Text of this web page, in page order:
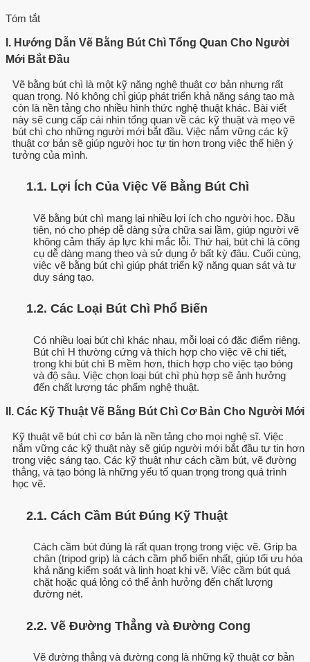
Tóm tắt
I. Hướng Dẫn Vẽ Bằng Bút Chì Tổng Quan Cho Người
Mới Bắt Đầu
Vẽ bằng bút chì là một kỹ năng nghệ thuật cơ bản nhưng rất
quan trọng. Nó không chỉ giúp phát triển khả năng sáng tạo mà
còn là nền tảng cho nhiều hình thức nghệ thuật khác. Bài viết
này sẽ cung cấp cái nhìn tổng quan về các kỹ thuật và mẹo vẽ
bút chì cho những người mới bắt đầu. Việc nắm vững các kỹ
thuật cơ bản sẽ giúp người học tự tin hơn trong việc thể hiện ý
tưởng của mình.
1.1. Lợi Ích Của Việc Vẽ Bằng Bút Chì
Vẽ bằng bút chì mang lại nhiều lợi ích cho người học. Đầu
tiên, nó cho phép dễ dàng sửa chữa sai lầm, giúp người vẽ
không cảm thấy áp lực khi mắc lỗi. Thứ hai, bút chì là công
cụ dễ dàng mang theo và sử dụng ở bất kỳ đâu. Cuối cùng,
việc vẽ bằng bút chì giúp phát triển kỹ năng quan sát và tư
duy sáng tạo.
1.2. Các Loại Bút Chì Phổ Biến
Có nhiều loại bút chì khác nhau, mỗi loại có đặc điểm riêng.
Bút chì H thường cứng và thích hợp cho việc vẽ chi tiết,
trong khi bút chì B mềm hơn, thích hợp cho việc tạo bóng
và độ sâu. Việc chọn loại bút chì phù hợp sẽ ảnh hưởng
đến chất lượng tác phẩm nghệ thuật.
II. Các Kỹ Thuật Vẽ Bằng Bút Chì Cơ Bản Cho Người Mới
Kỹ thuật vẽ bút chì cơ bản là nền tảng cho mọi nghệ sĩ. Việc
nắm vững các kỹ thuật này sẽ giúp người mới bắt đầu tự tin hơn
trong việc sáng tạo. Các kỹ thuật như cách cầm bút, vẽ đường
thẳng, và tạo bóng là những yếu tố quan trọng trong quá trình
học vẽ.
2.1. Cách Cầm Bút Đúng Kỹ Thuật
Cách cầm bút đúng là rất quan trọng trong việc vẽ. Grip ba
chân (tripod grip) là cách cầm phổ biến nhất, giúp tối ưu hóa
khả năng kiểm soát và linh hoạt khi vẽ. Việc cầm bút quá
chặt hoặc quá lỏng có thể ảnh hưởng đến chất lượng
đường nét.
2.2. Vẽ Đường Thẳng và Đường Cong
Vẽ đường thẳng và đường cong là những kỹ thuật cơ bản